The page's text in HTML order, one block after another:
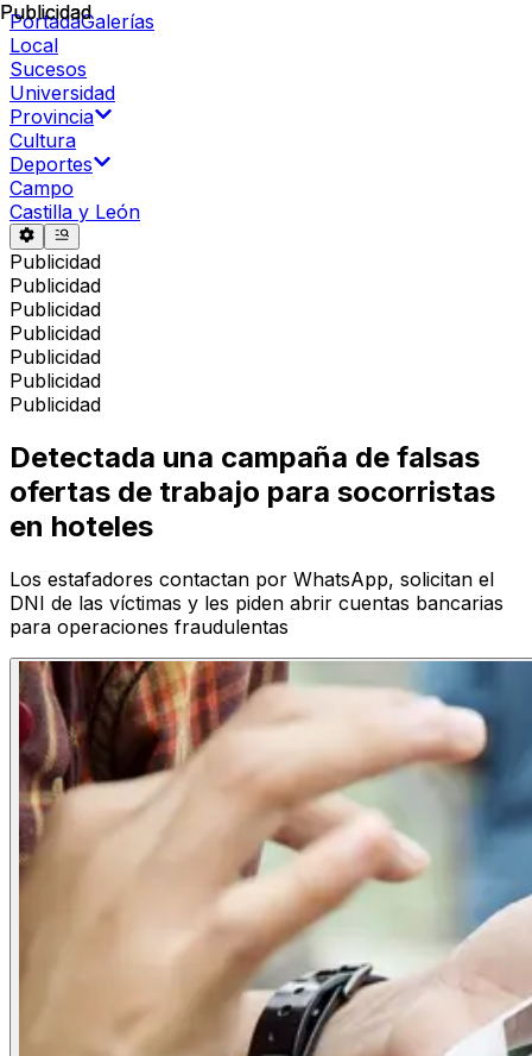
PortadaGalerías
Local
Sucesos
Universidad
Provincia
Cultura
Deportes
Campo
Castilla y León
Publicidad
Publicidad
Publicidad
Publicidad
Publicidad
Publicidad
Publicidad
Publicidad
Detectada una campaña de falsas
ofertas de trabajo para socorristas
en hoteles
Los estafadores contactan por WhatsApp, solicitan el
DNI de las víctimas y les piden abrir cuentas bancarias
para operaciones fraudulentas
Publicidad